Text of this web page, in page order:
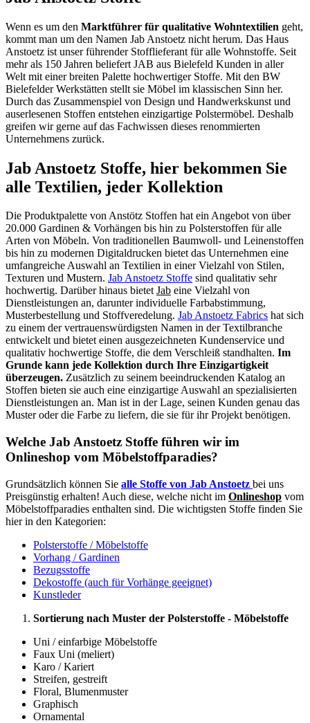
Wenn es um den Marktführer für qualitative Wohntextilien geht,
kommt man um den Namen Jab Anstoetz nicht herum. Das Haus
Anstoetz ist unser führender Stofflieferant für alle Wohnstoffe. Seit
mehr als 150 Jahren beliefert JAB aus Bielefeld Kunden in aller
Welt mit einer breiten Palette hochwertiger Stoffe. Mit den BW
Bielefelder Werkstätten stellt sie Möbel im klassischen Sinn her.
Durch das Zusammenspiel von Design und Handwerkskunst und
auserlesenen Stoffen entstehen einzigartige Polstermöbel. Deshalb
greifen wir gerne auf das Fachwissen dieses renommierten
Unternehmens zurück.
Jab Anstoetz Stoffe, hier bekommen Sie
alle Textilien, jeder Kollektion
Die Produktpalette von Anstötz Stoffen hat ein Angebot von über
20.000 Gardinen & Vorhängen bis hin zu Polsterstoffen für alle
Arten von Möbeln. Von traditionellen Baumwoll- und Leinenstoffen
bis hin zu modernen Digitaldrucken bietet das Unternehmen eine
umfangreiche Auswahl an Textilien in einer Vielzahl von Stilen,
Texturen und Mustern. Jab Anstoetz Stoffe sind qualitativ sehr
hochwertig. Darüber hinaus bietetJab eine Vielzahl von
Dienstleistungen an, darunter individuelle Farbabstimmung,
Musterbestellung und Stoffveredelung. Jab Anstoetz Fabrics hat sich
zu einem der vertrauenswürdigsten Namen in der Textilbranche
entwickelt und bietet einen ausgezeichneten Kundenservice und
qualitativ hochwertige Stoffe, die dem Verschleiß standhalten. Im
Grunde kann jede Kollektion durch Ihre Einzigartigkeit
überzeugen. Zusätzlich zu seinem beeindruckenden Katalog an
Stoffen bieten sie auch eine einzigartige Auswahl an spezialisierten
Dienstleistungen an. Man ist in der Lage, seinen Kunden genau das
Muster oder die Farbe zu liefern, die sie für ihr Projekt benötigen.
Welche Jab Anstoetz Stoffe führen wir im
Onlineshop vom Möbelstoffparadies?
Grundsätzlich können Sie alle Stoffe von Jab Anstoetz bei uns
Preisgünstig erhalten! Auch diese, welche nicht im Onlineshop vom
Möbelstoffparadies enthalten sind. Die wichtigsten Stoffe finden Sie
hier in den Kategorien:
Polsterstoffe / Möbelstoffe
Vorhang / Gardinen
Bezugsstoffe
Dekostoffe (auch für Vorhänge geeignet)
Kunstleder
Sortierung nach Muster der Polsterstoffe - Möbelstoffe
Uni / einfarbige Möbelstoffe
Faux Uni (meliert)
Karo / Kariert
Streifen, gestreift
Floral, Blumenmuster
Graphisch
Ornamental